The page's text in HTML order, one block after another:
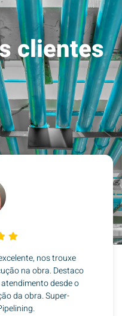
clientes
nos trouxe
na obra. Destaco
desde o
da obra. Super-